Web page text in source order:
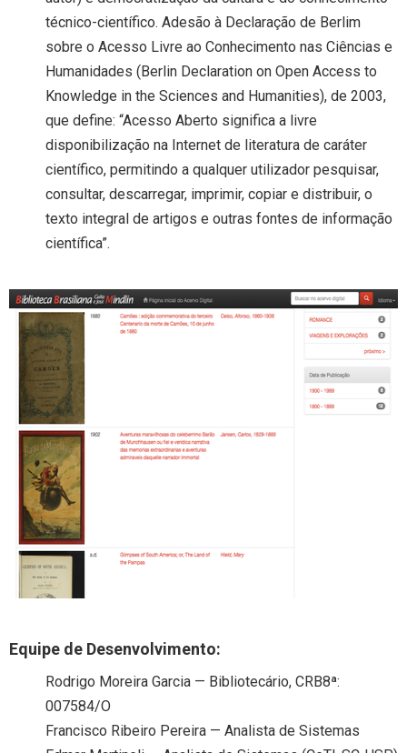
técnico-científico. Adesão à Declaração de Berlim
sobre o Acesso Livre ao Conhecimento nas Ciências e
Humanidades (Berlin Declaration on Open Access to
Knowledge in the Sciences and Humanities), de 2003,
que define: “Acesso Aberto significa a livre
disponibilização na Internet de literatura de caráter
científico, permitindo a qualquer utilizador pesquisar,
consultar, descarregar, imprimir, copiar e distribuir, o
texto integral de artigos e outras fontes de informação
científica”.
Equipe de Desenvolvimento:
Rodrigo Moreira Garcia — Bibliotecário, CRB8ª:
007584/O
Francisco Ribeiro Pereira — Analista de Sistemas